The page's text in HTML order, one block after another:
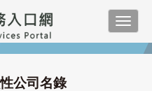
公司名錄